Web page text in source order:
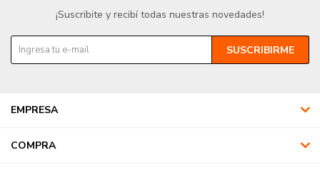
EMPRESA
COMPRA
¡Suscribite y recibí todas nuestras novedades!
SUSCRIBIRME